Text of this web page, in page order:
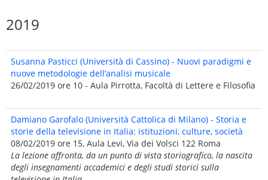
2019
Susanna Pasticci (Università di Cassino) - Nuovi paradigmi e
nuove metodologie dell’analisi musicale
26/02/2019 ore 10 - Aula Pirrotta, Facoltà di Lettere e Filosofia
Damiano Garofalo (Università Cattolica di Milano) - Storia e
storie della televisione in Italia: istituzioni, culture, società
08/02/2019 ore 15, Aula Levi, Via dei Volsci 122 Roma
La lezione affronta, da un punto di vista storiografico, la nascita
degli insegnamenti accademici e degli studi storici sulla